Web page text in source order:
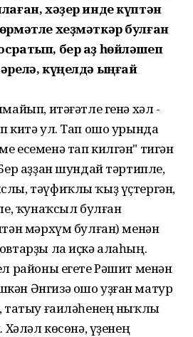
хәҙер инде күптән
хеҙмәткәр булған
бер аҙ һөйләшеп
күңелдә ыңғай
итәғәтле генә хәл -
китә ул. Тап ошо урында
есеменә тап килгән" тигән
аҙҙан шундай тәртипле,
тәүфиҡлы ҡыҙ үҫтергән,
ҡунаҡсыл булған
мәрхүм булған) менән
ла иҫкә алаһың.
районы егете Рәшит менән
Әнгизә ошо уҙған матур
татыу ғаиләһенең ныҡлы
Хәләл көсөнә, үҙенең